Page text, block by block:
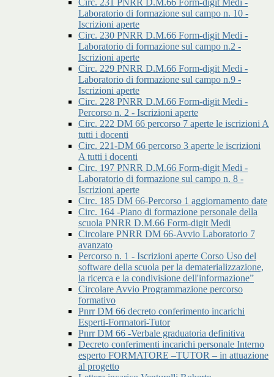
Circ. 231 PNRR D.M.66 Form-digit Medi -
Laboratorio di formazione sul campo n. 10 -
Iscrizioni aperte
Circ. 230 PNRR D.M.66 Form-digit Medi -
Laboratorio di formazione sul campo n.2 -
Iscrizioni aperte
Circ. 229 PNRR D.M.66 Form-digit Medi -
Laboratorio di formazione sul campo n.9 -
Iscrizioni aperte
Circ. 228 PNRR D.M.66 Form-digit Medi -
Percorso n. 2 - Iscrizioni aperte
Circ. 222 DM 66 percorso 7 aperte le iscrizioni A
tutti i docenti
Circ. 221-DM 66 percorso 3 aperte le iscrizioni
A tutti i docenti
Circ. 197 PNRR D.M.66 Form-digit Medi -
Laboratorio di formazione sul campo n. 8 -
Iscrizioni aperte
Circ. 185 DM 66-Percorso 1 aggiornamento date
Circ. 164 -Piano di formazione personale della
scuola PNRR D.M.66 Form-digit Medi
Circolare PNRR DM 66-Avvio Laboratorio 7
avanzato
Percorso n. 1 - Iscrizioni aperte Corso Uso del
software della scuola per la dematerializzazione,
la ricerca e la condivisione dell'informazione”
Circolare Avvio Programmazione percorso
formativo
Pnrr DM 66 decreto conferimento incarichi
Esperti-Formatori-Tutor
Pnrr DM 66 -Verbale graduatoria definitiva
Decreto conferimenti incarichi personale Interno
esperto FORMATORE –TUTOR – in attuazione
al progetto